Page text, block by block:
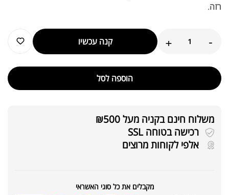
רזה.
-
+ קנה עכשיו
הוספה לסל
משלוח חינם בקניה מעל ₪500
רכישה בטוחה SSL
אלפי לקוחות מרוצים
מקבלים את כל סוגי האשראי